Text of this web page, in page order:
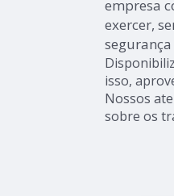
empresa
exercer,
isso,
Nossos
sobre os